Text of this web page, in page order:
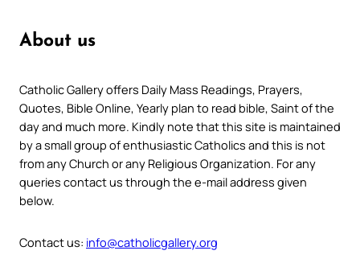
About us
Catholic Gallery offers Daily Mass Readings, Prayers,
Quotes, Bible Online, Yearly plan to read bible, Saint of the
day and much more. Kindly note that this site is maintained
by a small group of enthusiastic Catholics and this is not
from any Church or any Religious Organization. For any
queries contact us through the e-mail address given
below.
Contact us: info@catholicgallery.org